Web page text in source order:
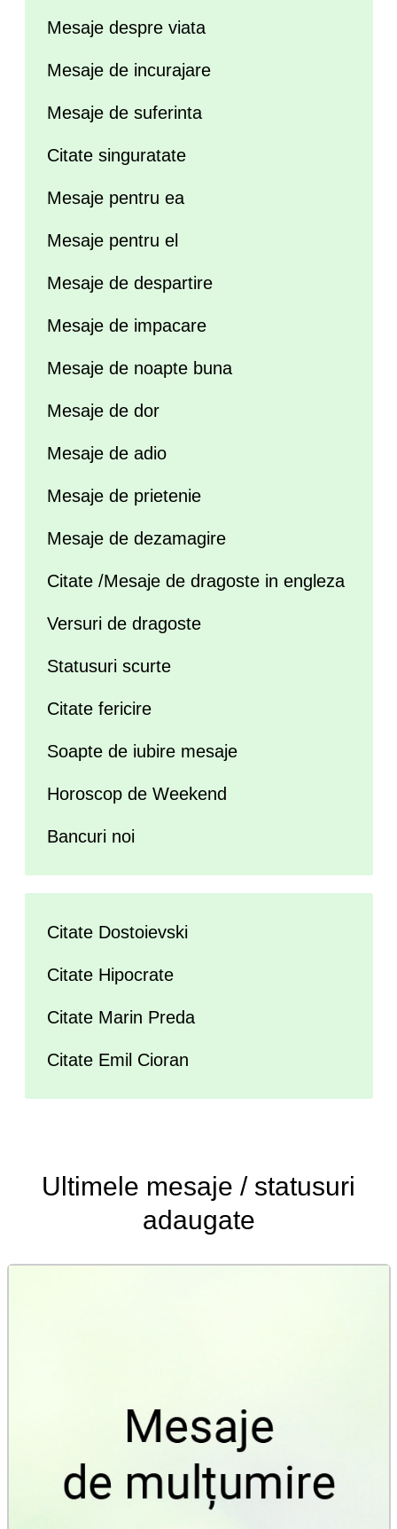
Mesaje despre viata
Mesaje de incurajare
Mesaje de suferinta
Citate singuratate
Mesaje pentru ea
Mesaje pentru el
Mesaje de despartire
Mesaje de impacare
Mesaje de noapte buna
Mesaje de dor
Mesaje de adio
Mesaje de prietenie
Mesaje de dezamagire
Citate /Mesaje de dragoste in engleza
Versuri de dragoste
Statusuri scurte
Citate fericire
Soapte de iubire mesaje
Horoscop de Weekend
Bancuri noi
Citate Dostoievski
Citate Hipocrate
Citate Marin Preda
Citate Emil Cioran
Ultimele mesaje / statusuri
adaugate